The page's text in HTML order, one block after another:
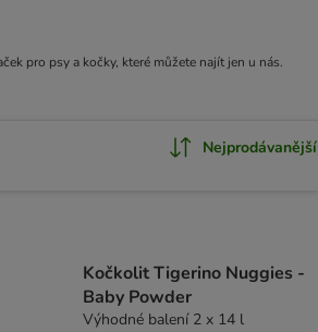
pro psy a kočky, které můžete najít jen u nás.
Nejprodávanější
Kočkolit Tigerino Nuggies -
Baby Powder
Výhodné balení 2 x 14 l